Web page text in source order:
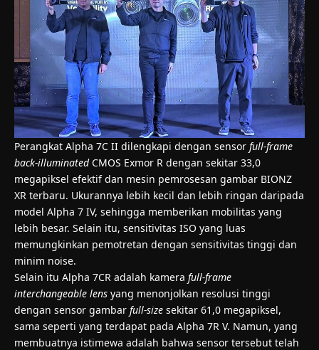
Perangkat Alpha 7C II dilengkapi dengan sensor full-frame
back-illuminatedCMOS Exmor R dengan sekitar 33,0
megapiksel efektif dan mesin pemrosesan gambar BIONZ
XR terbaru. Ukurannya lebih kecil dan lebih ringan daripada
model Alpha 7 IV, sehingga memberikan mobilitas yang
lebih besar. Selain itu, sensitivitas ISO yang luas
memungkinkan pemotretan dengan sensitivitas tinggi dan
minim noise.
Selain itu Alpha 7CR adalah kamera full-frame
interchangeable lens yang menonjolkan resolusi tinggi
dengan sensor gambar full-size sekitar 61,0 megapiksel,
sama seperti yang terdapat pada Alpha 7R V. Namun, yang
membuatnya istimewa adalah bahwa sensor tersebut telah